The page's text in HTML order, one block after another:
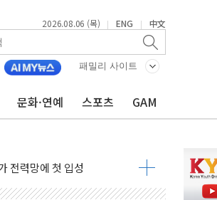
2026.08.06 (목) | ENG | 中文
패밀리 사이트
문화·연예 스포츠 GAM
전력망에 첫 입성
장 예고